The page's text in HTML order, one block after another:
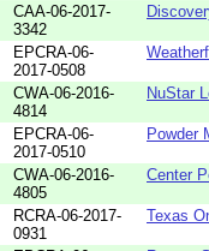
CAA-06-2017-
3342
EPCRA-06-
2017-0508
CWA-06-2016-
4814
NuStar
EPCRA-06-
2017-0510
Powder
CWA-06-2016-
4805
Center
RCRA-06-2017-
0931
Texas